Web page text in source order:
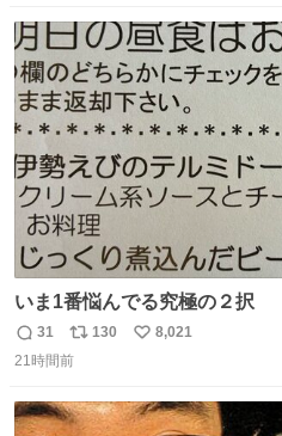
す。ちいかわ初心者向けです🖊
ト
数
数
いま1番悩んでる究極の２択
返
信
31
リ
ポ
ト
130
い
数
8,021
21時間前